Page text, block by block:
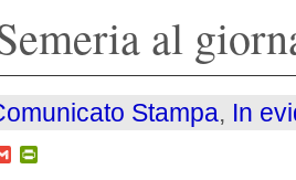
al
Stampa, In
Gmail